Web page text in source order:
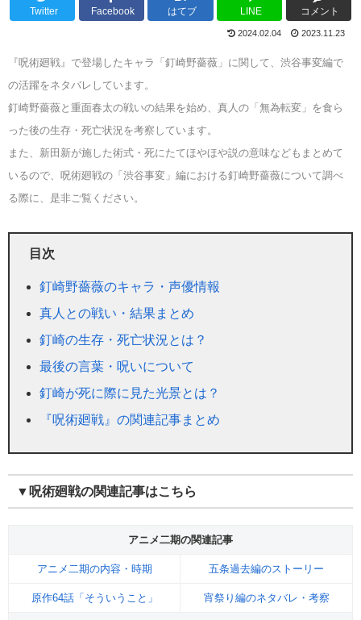
Twitter Facebook はてブ LINE コメント
2024.02.04 2023.11.23
『呪術廻戦』で登場したキャラ「釘崎野薔薇」に関して、渋谷事変編で
の活躍をネタバレしています。
釘崎野薔薇と重面春太の戦いの結果を始め、真人の「無為転変」を食ら
った後の生存・死亡状況を考察しています。
また、新田新が施した術式・死にたてほやほや説の意味などもまとめて
いるので、呪術廻戦の「渋谷事変」編における釘崎野薔薇について調べ
る際に、是非ご覧ください。
目次
釘崎野薔薇のキャラ・声優情報
真人との戦い・結果まとめ
釘崎の生存・死亡状況とは？
最後の言葉・呪いについて
釘崎が死に際に見た光景とは？
『呪術廻戦』の関連記事まとめ
▼呪術廻戦の関連記事はこちら
アニメ二期の関連記事
アニメ二期の内容・時期 五条過去編のストーリー
原作64話「そういうこと」 宵祭り編のネタバレ・考察